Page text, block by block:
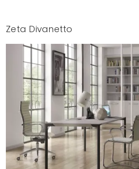
Zeta Divanetto